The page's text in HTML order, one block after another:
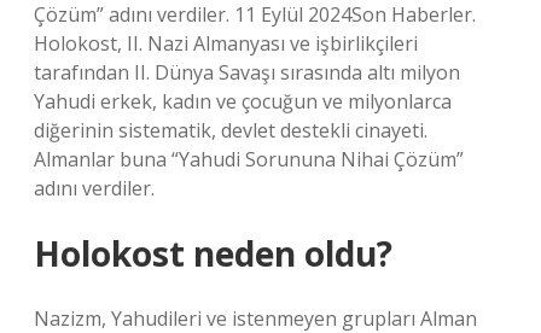
Çözüm” adını verdiler. 11 Eylül 2024Son Haberler.
Holokost, II. Nazi Almanyası ve işbirlikçileri
tarafından II. Dünya Savaşı sırasında altı milyon
Yahudi erkek, kadın ve çocuğun ve milyonlarca
diğerinin sistematik, devlet destekli cinayeti.
Almanlar buna “Yahudi Sorununa Nihai Çözüm”
adını verdiler.
Holokost neden oldu?
Nazizm, Yahudileri ve istenmeyen grupları Alman